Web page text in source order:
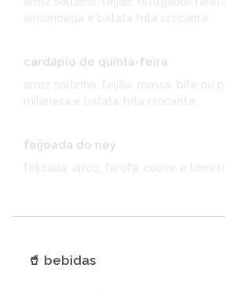
almôndega e batata frita crocante.
cardápio de quinta-feira
milanesa e batata frita crocante.
feijoada do ney
feijoada, arroz, farofa, couve e
🥤 bebidas